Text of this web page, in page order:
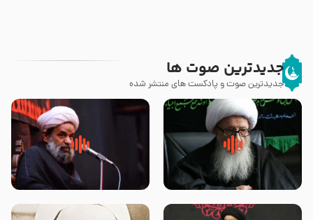
جدیدترین صوت ها
جدیدترین صوت و پادکست های منتشر شده
زوّار اربعین امام حسین (علیه
السلام) با این اشتیاق به زیارت
روضه جانسوز پاره های جگر امام
حسن مجتبی علیه السلام-حجت